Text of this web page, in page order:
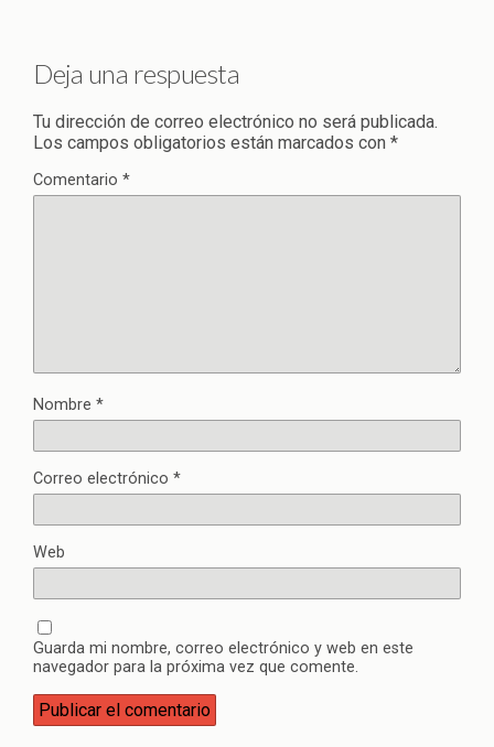
Deja una respuesta
Tu dirección de correo electrónico no será publicada.
Los campos obligatorios están marcados con *
Comentario *
Nombre *
Correo electrónico *
Web
Guarda mi nombre, correo electrónico y web en este
navegador para la próxima vez que comente.